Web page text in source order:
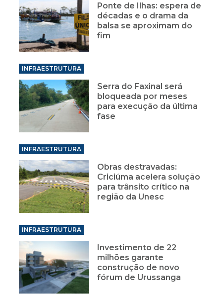
Ponte de Ilhas: espera de
décadas e o drama da
balsa se aproximam do
fim
INFRAESTRUTURA
Serra do Faxinal será
bloqueada por meses
para execução da última
fase
INFRAESTRUTURA
Obras destravadas:
Criciúma acelera solução
para trânsito crítico na
região da Unesc
INFRAESTRUTURA
Investimento de 22
milhões garante
construção de novo
fórum de Urussanga